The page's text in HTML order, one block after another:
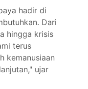
hadir di
Dari
hingga krisis
terus
kemanusiaan
ujar